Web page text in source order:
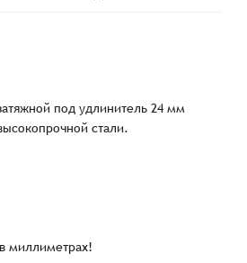
под удлинитель 24 мм
стали.
миллиметрах!